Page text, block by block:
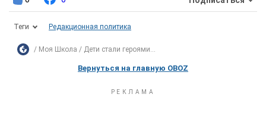
Теги Редакционная политика
Моя Школа Дети стали героями...
Вернуться на главную OBOZ